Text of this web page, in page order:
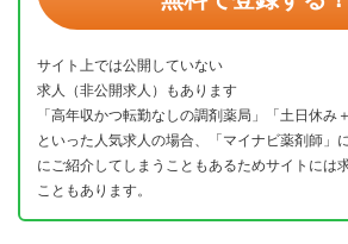
サイト上では公開していない
求人（非公開求人）もあります
「高年収かつ転勤なしの調剤薬局」「土日休み
といった人気求人の場合、「マイナビ薬剤師」
にご紹介してしまうこともあるためサイトには
こともあります。